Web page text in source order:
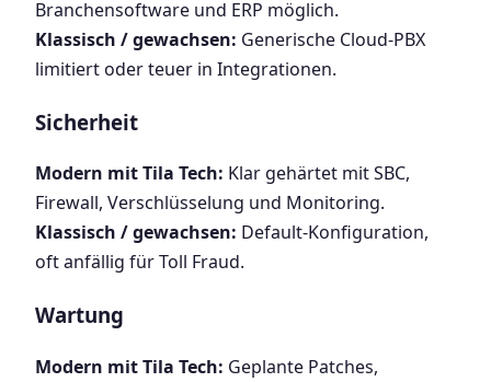
Branchensoftware und ERP möglich.
Klassisch / gewachsen: Generische Cloud-PBX
limitiert oder teuer in Integrationen.
Sicherheit
Modern mit Tila Tech: Klar gehärtet mit SBC,
Firewall, Verschlüsselung und Monitoring.
Klassisch / gewachsen: Default-Konfiguration,
oft anfällig für Toll Fraud.
Wartung
Modern mit Tila Tech: Geplante Patches,